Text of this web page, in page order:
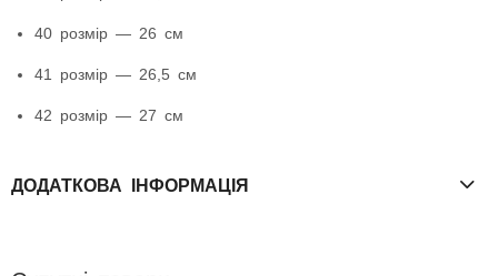
40 розмір — 26 см
41 розмір — 26,5 см
42 розмір — 27 см
ДОДАТКОВА ІНФОРМАЦІЯ